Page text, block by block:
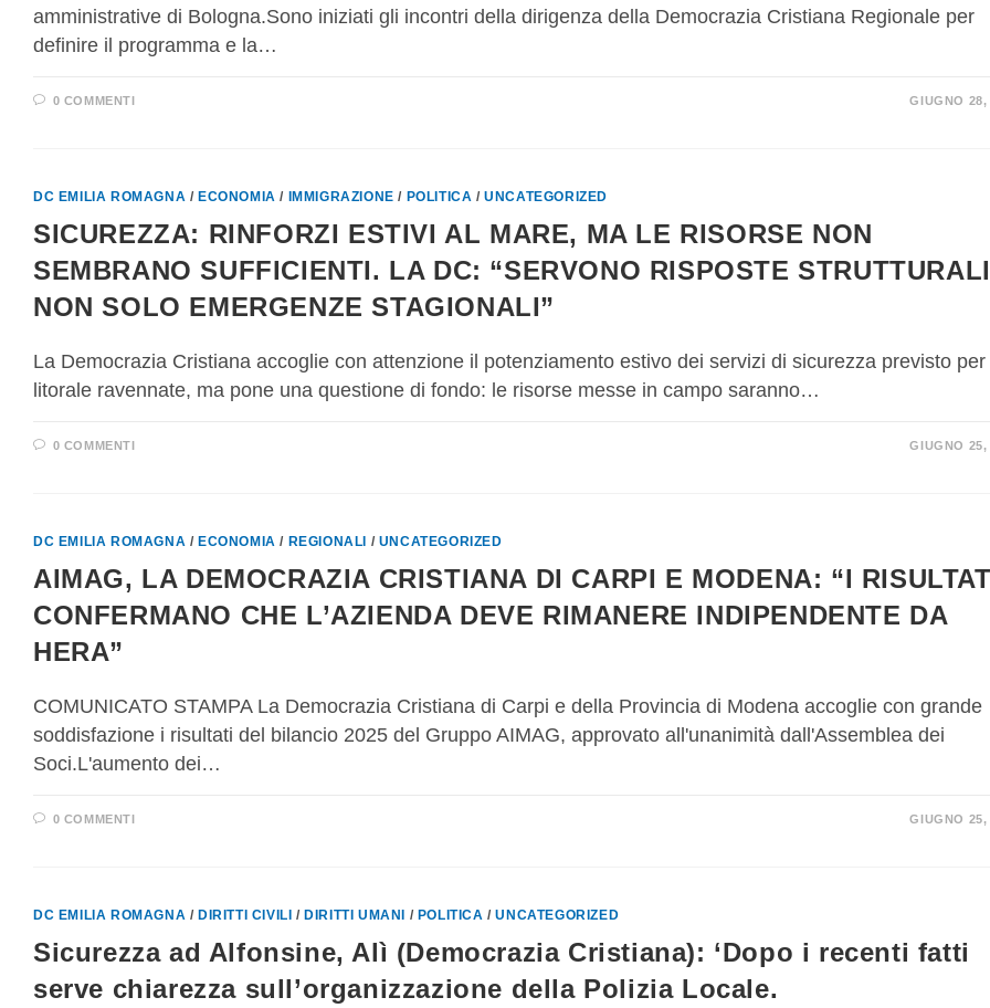
amministrative di Bologna.Sono iniziati gli incontri della dirigenza della Democrazia Cristiana Regionale per
definire il programma e la…
0 COMMENTI GIUGNO 28,
DC EMILIA ROMAGNA / ECONOMIA / IMMIGRAZIONE / POLITICA /UNCATEGORIZED
SICUREZZA: RINFORZI ESTIVI AL MARE, MA LE RISORSE NON
SEMBRANO SUFFICIENTI. LA DC: “SERVONO RISPOSTE
NON SOLO EMERGENZE STAGIONALI”
La Democrazia Cristiana accoglie con attenzione il potenziamento estivo dei servizi di sicurezza previsto per
litorale ravennate, ma pone una questione di fondo: le risorse messe in campo saranno…
0 COMMENTI GIUGNO 25,
DC EMILIA ROMAGNA / ECONOMIA / REGIONALI / UNCATEGORIZED
AIMAG, LA DEMOCRAZIA CRISTIANA DI CARPI E MODENA: “I
CONFERMANO CHE L’AZIENDA DEVE RIMANERE INDIPENDENTE DA
HERA”
COMUNICATO STAMPA La Democrazia Cristiana di Carpi e della Provincia di Modena accoglie con grande
soddisfazione i risultati del bilancio 2025 del Gruppo AIMAG, approvato all'unanimità dall'Assemblea dei
Soci.L'aumento dei…
0 COMMENTI GIUGNO 25,
DC EMILIA ROMAGNA / DIRITTI CIVILI / DIRITTI UMANI / POLITICA /UNCATEGORIZED
Sicurezza ad Alfonsine, Alì (Democrazia Cristiana): ‘Dopo i recenti fatti
serve chiarezza sull’organizzazione della Polizia Locale.